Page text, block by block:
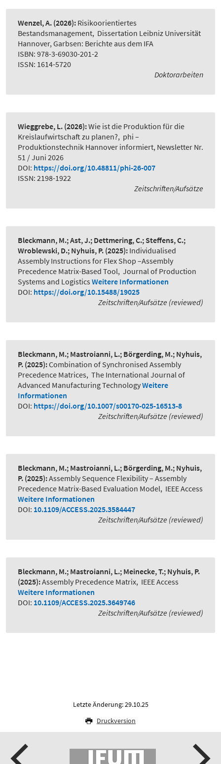
Wenzel, A. (2026): Risikoorientiertes
Bestandsmanagement, Dissertation Leibniz Universität
Hannover, Garbsen: Berichte aus dem IFA
ISBN: 978-3-69030-201-2
ISSN: 1614-5720
Doktorarbeiten
Wieggrebe, L. (2026):Wie ist die Produktion für die
Kreislaufwirtschaft zu planen?, phi –
Produktionstechnik Hannover informiert, Newsletter Nr.
51 / Juni 2026
DOI: https://doi.org/10.48811/phi-26-007
ISSN: 2198-1922
Zeitschriften/Aufsätze
Bleckmann, M.; Ast, J.; Dettmering, C.; Steffens, C.;
Wroblewski, D.; Nyhuis, P. (2025): Individualised
Assembly Instructions for Flex Shop –Assembly
Precedence Matrix-Based Tool, Journal of Production
Systems and Logistics Weitere Informationen
DOI: https://doi.org/10.15488/19025
Zeitschriften/Aufsätze (reviewed)
Bleckmann, M.; Mastroianni, L.; Börgerding, M.; Nyhuis,
P. (2025):Combination of Synchronised Assembly
Precedence Matrices, The International Journal of
Advanced Manufacturing TechnologyWeitere
Informationen
DOI: https://doi.org/10.1007/s00170-025-16513-8
Zeitschriften/Aufsätze (reviewed)
Bleckmann, M.; Mastroianni, L.; Börgerding, M.; Nyhuis,
P. (2025):Assembly Sequence Flexibility – Assembly
Precedence Matrix-Based Evaluation Model, IEEE Access
Weitere Informationen
DOI: 10.1109/ACCESS.2025.3584447
Zeitschriften/Aufsätze (reviewed)
Bleckmann, M.; Mastroianni, L.; Meinecke, T.; Nyhuis, P.
(2025):Assembly Precedence Matrix, IEEE Access
Weitere Informationen
DOI: 10.1109/ACCESS.2025.3649746
Zeitschriften/Aufsätze (reviewed)
Letzte Änderung: 29.10.25
Druckversion